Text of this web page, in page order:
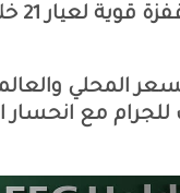
المحلي
للجرام مع